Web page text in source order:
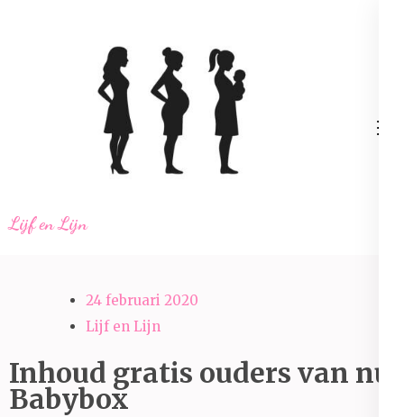
Lijf en Lijn
24 februari 2020
Lijf en Lijn
Inhoud gratis ouders van nu
Babybox